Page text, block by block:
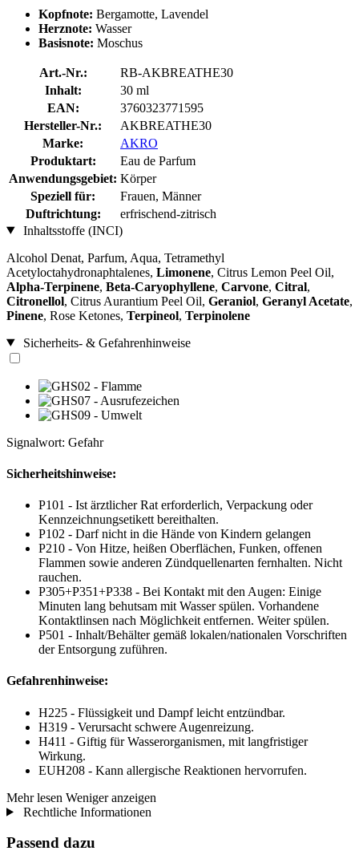
Kopfnote: Bergamotte, Lavendel
Herznote: Wasser
Basisnote: Moschus
Art.-Nr.:
RB-AKBREATHE30
Inhalt:
30 ml
EAN:
3760323771595
Hersteller-Nr.:
AKBREATHE30
Marke:
AKRO
Produktart:
Eau de Parfum
Anwendungsgebiet: Körper
Speziell für:
Frauen, Männer
Duftrichtung:
erfrischend-zitrisch
Inhaltsstoffe (INCI)
Alcohol Denat, Parfum, Aqua, Tetramethyl
Acetyloctahydronaphtalenes, Limonene, Citrus Lemon Peel Oil,
Alpha-Terpinene, Beta-Caryophyllene, Carvone, Citral,
Citronellol, Citrus Aurantium Peel Oil, Geraniol, Geranyl Acetate,
Pinene, Rose Ketones, Terpineol, Terpinolene
Sicherheits- & Gefahrenhinweise
Signalwort: Gefahr
Sicherheitshinweise:
P101 - Ist ärztlicher Rat erforderlich, Verpackung oder
Kennzeichnungsetikett bereithalten.
P102 - Darf nicht in die Hände von Kindern gelangen
P210 - Von Hitze, heißen Oberflächen, Funken, offenen
Flammen sowie anderen Zündquellenarten fernhalten. Nicht
rauchen.
P305+P351+P338 - Bei Kontakt mit den Augen: Einige
Minuten lang behutsam mit Wasser spülen. Vorhandene
Kontaktlinsen nach Möglichkeit entfernen. Weiter spülen.
P501 - Inhalt/Behälter gemäß lokalen/nationalen Vorschriften
der Entsorgung zuführen.
Gefahrenhinweise:
H225 - Flüssigkeit und Dampf leicht entzündbar.
H319 - Verursacht schwere Augenreizung.
H411 - Giftig für Wasserorganismen, mit langfristiger
Wirkung.
EUH208 - Kann allergische Reaktionen hervorrufen.
Mehr lesen Weniger anzeigen
Rechtliche Informationen
Passend dazu